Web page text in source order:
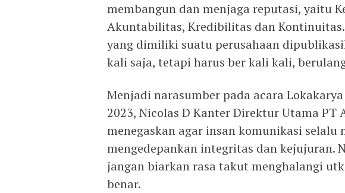
membangun dan menjaga reputasi, yaitu
Akuntabilitas, Kredibilitas dan
yang dimiliki suatu perusahaan
kali saja, tetapi harus ber kali kali,
Menjadi narasumber pada acara
2023, Nicolas D Kanter Direktur Utama PT
menegaskan agar insan komunikasi selalu
mengedepankan integritas dan kejujuran.
jangan biarkan rasa takut menghalangi
benar.